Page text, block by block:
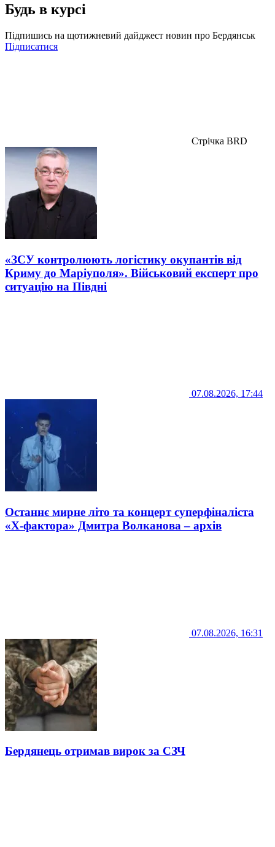
Будь в курсі
Підпишись на щотижневий дайджест новин про Бердянськ
Підписатися
Стрічка BRD
«ЗСУ контролюють логістику окупантів від
Криму до Маріуполя». Військовий експерт про
ситуацію на Півдні
07.08.2026, 17:44
Останнє мирне літо та концерт суперфіналіста
«Х-фактора» Дмитра Волканова – архів
07.08.2026, 16:31
Бердянець отримав вирок за СЗЧ